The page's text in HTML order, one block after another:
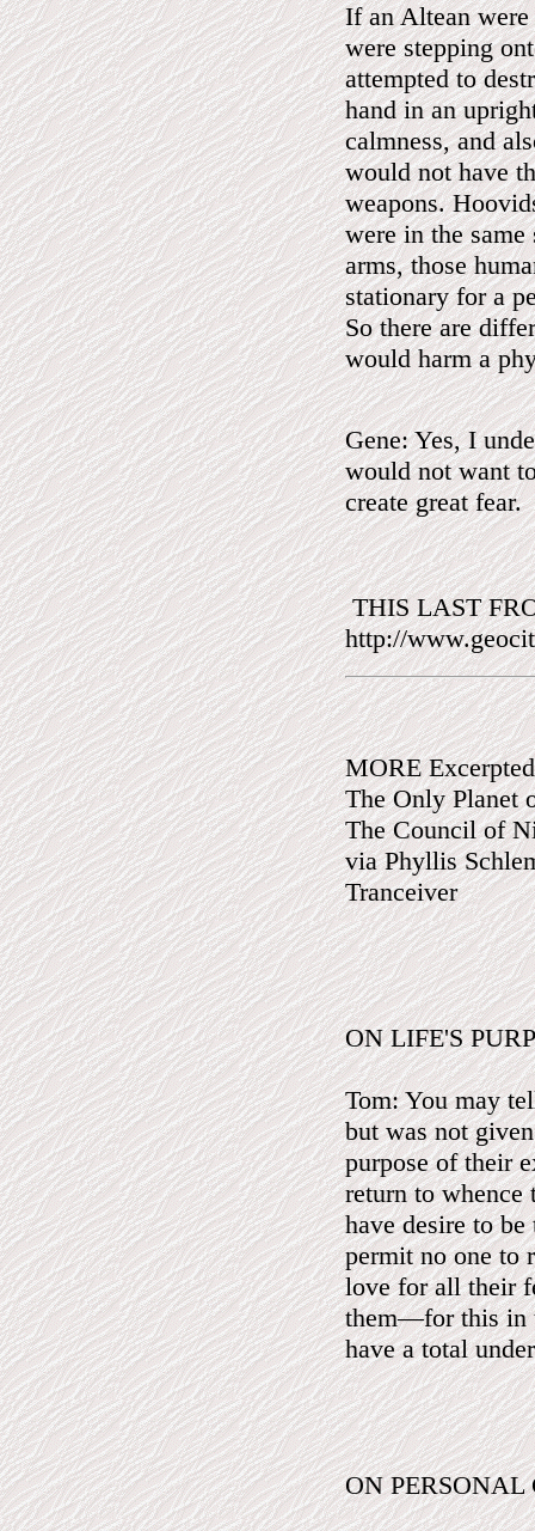
If an Altean were
were stepping
attempted to
hand in an
calmness, and
would not have
weapons.
were in the
arms, those
stationary for a
So there are
would harm a
Gene: Yes, I
would not want
create great fear.
THIS LAST
http://
MORE
The Only Planet
The Council of
via Phyllis
Tranceiver
ON LIFE'S
Tom: You may
but was not
purpose of their
return to whence
have desire to
permit no one to
love for all their
them—for this in
have a total
ON PERSONAL